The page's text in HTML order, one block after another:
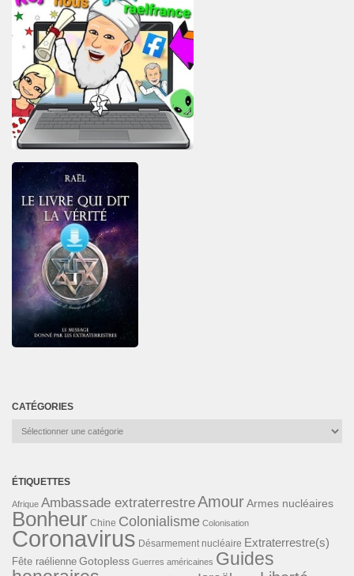
CATÉGORIES
Catégories
ÉTIQUETTES
Afrique Ambassade extraterrestreAmourArmes nucléaires
Bonheur Chine Colonialisme Colonisation
Coronavirus Désarmement nucléaire Extraterrestre(s)
Fête raélienne Gotopless Guerres américaines Guides